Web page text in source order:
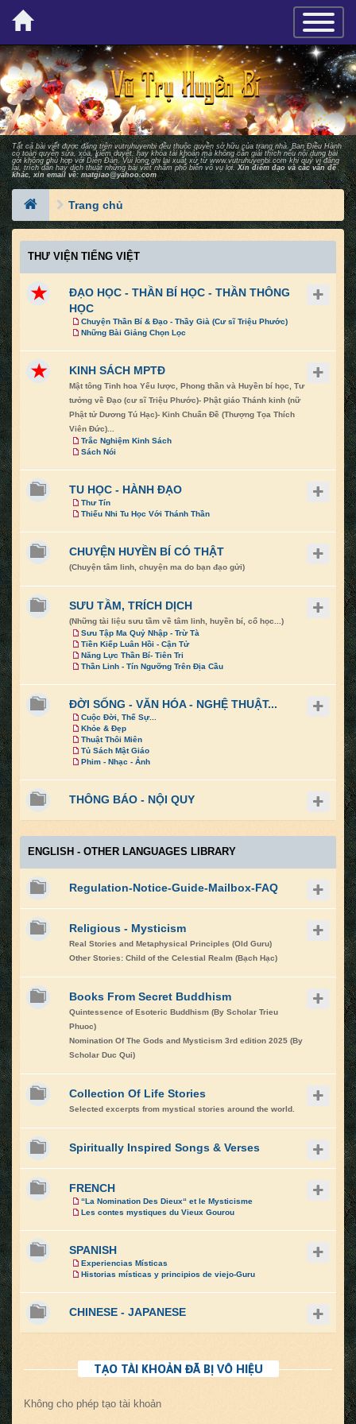
×
Tất cả bài viết được đăng trên vutruhuyenbi đều thuộc quyền sở hữu của trang nhà. Ban Ðiều Hành
có toàn quyền sửa, xóa, kiểm duyệt, hay khóa tài khoản mà không cần giải thích nếu nội dung bài
gởi không phù hợp với Diễn Ðàn. Vui lòng ghi lại xuất xứ từwww.vutruhuyenbi.comkhi quý vị đăng
lại, trích dẫn hay dịch thuật những bài viết nhằm phổ biến vô vụ lợi. Xin điểm đạo và các vấn đề
khác, xin email về: matgiao@yahoo.com
Trang chủ
THƯ VIỆN TIẾNG VIỆT
ĐẠO HỌC - THẦN BÍ HỌC - THẦN THÔNG
HỌC
Chuyện Thần Bí & Đạo - Thầy Già (Cư sĩ Triệu Phước)
Những Bài Giảng Chọn Lọc
KINH SÁCH MPTĐ
Mật tông Tinh hoa Yếu lược, Phong thần và Huyền bí học, Tư
tưởng về Đạo (cư sĩ Triệu Phước)- Phật giáo Thánh kinh (nữ
Phật tử Dương Tú Hạc)- Kinh Chuẩn Đề (Thượng Tọa Thích
Viên Đức)...
Trắc Nghiệm Kinh Sách
Sách Nói
TU HỌC - HÀNH ĐẠO
Thư Tín
Thiếu Nhi Tu Học Với Thánh Thần
CHUYỆN HUYỀN BÍ CÓ THẬT
(Chuyện tâm linh, chuyện ma do bạn đạo gửi)
SƯU TẦM, TRÍCH DỊCH
(Những tài liệu sưu tầm về tâm linh, huyền bí, cổ học...)
Sưu Tập Ma Quỷ Nhập - Trừ Tà
Tiền Kiếp Luân Hồi - Cận Tử
Năng Lực Thần Bí- Tiên Tri
Thần Linh - Tín Ngưỡng Trên Địa Cầu
ĐỜI SỐNG - VĂN HÓA - NGHỆ THUẬT...
Cuộc Đời, Thế Sự...
Khỏe & Đẹp
Thuật Thôi Miên
Tủ Sách Mật Giáo
Phim - Nhạc - Ảnh
THÔNG BÁO - NỘI QUY
ENGLISH - OTHER LANGUAGES LIBRARY
Regulation-Notice-Guide-Mailbox-FAQ
Religious - Mysticism
Real Stories and Metaphysical Principles (Old Guru)
Other Stories: Child of the Celestial Realm (Bạch Hạc)
Books From Secret Buddhism
Quintessence of Esoteric Buddhism (By Scholar Trieu
Phuoc)
Nomination Of The Gods and Mysticism 3rd edition 2025 (By
Scholar Duc Qui)
Collection Of Life Stories
Selected excerpts from mystical stories around the world.
Spiritually Inspired Songs & Verses
FRENCH
“La Nomination Des Dieux“ et le Mysticisme
Les contes mystiques du Vieux Gourou
SPANISH
Experiencias Místicas
Historias místicas y principios de viejo-Guru
CHINESE - JAPANESE
TẠO TÀI KHOẢN ĐÃ BỊ VÔ HIỆU
Không cho phép tạo tài khoản